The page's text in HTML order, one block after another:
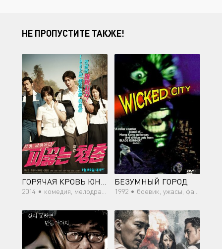
НЕ ПРОПУСТИТЕ ТАКЖЕ!
ГОРЯЧАЯ КРОВЬ ЮНОСТИ
2014 • комедия, мелодрама
БЕЗУМНЫЙ ГОРОД
1992 • боевик, ужасы, фантастика